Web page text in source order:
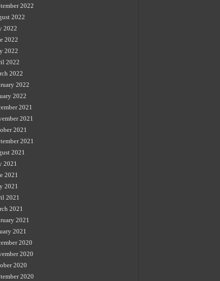
2022
2022
2022
2022
2022
2022
2022
2022
2022
2021
2021
2021
2021
2021
2021
2021
2021
2021
2021
2021
2021
2020
2020
2020
2020